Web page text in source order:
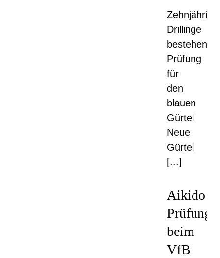
Zehnjährige
Drillinge
bestehen
Prüfung
für
den
blauen
Gürtel
Neue
Gürtel
[...]
Aikido
beim
VfB